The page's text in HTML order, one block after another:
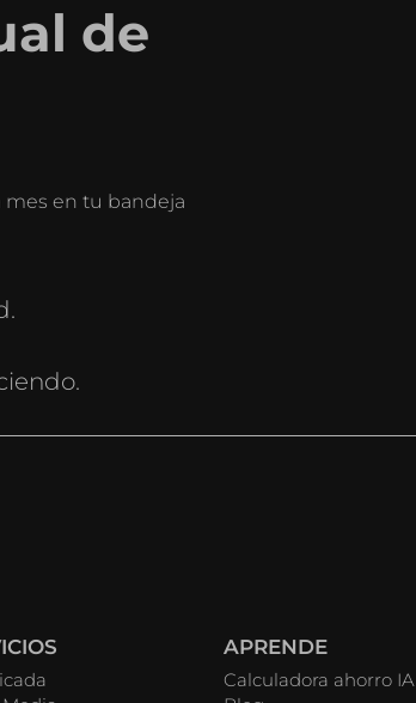
de
mes en tu bandeja
APRENDE
Calculadora ahorro IA